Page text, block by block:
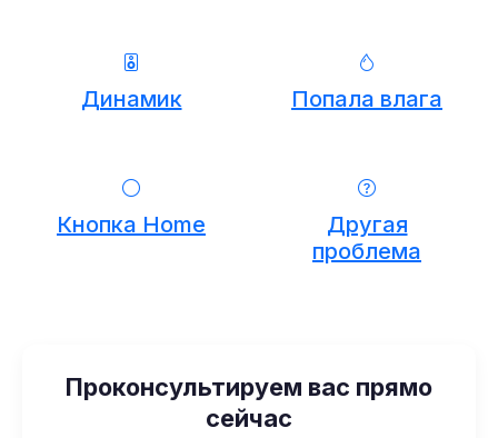
Динамик Попала влага
Кнопка Home
Другая
проблема
Проконсультируем вас прямо
сейчас